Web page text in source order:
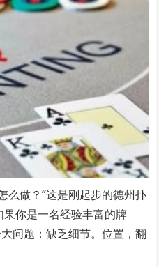
么做？”这是刚起步的德州扑
你是一名经验丰富的牌
问题：缺乏细节。位置，翻